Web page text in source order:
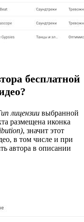
бесплатной
лицензии выбранной
размещена иконка
, значит этот
в том числе и при
автора в описании